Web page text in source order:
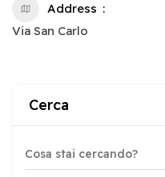
Address
Via San Carlo
Cerca